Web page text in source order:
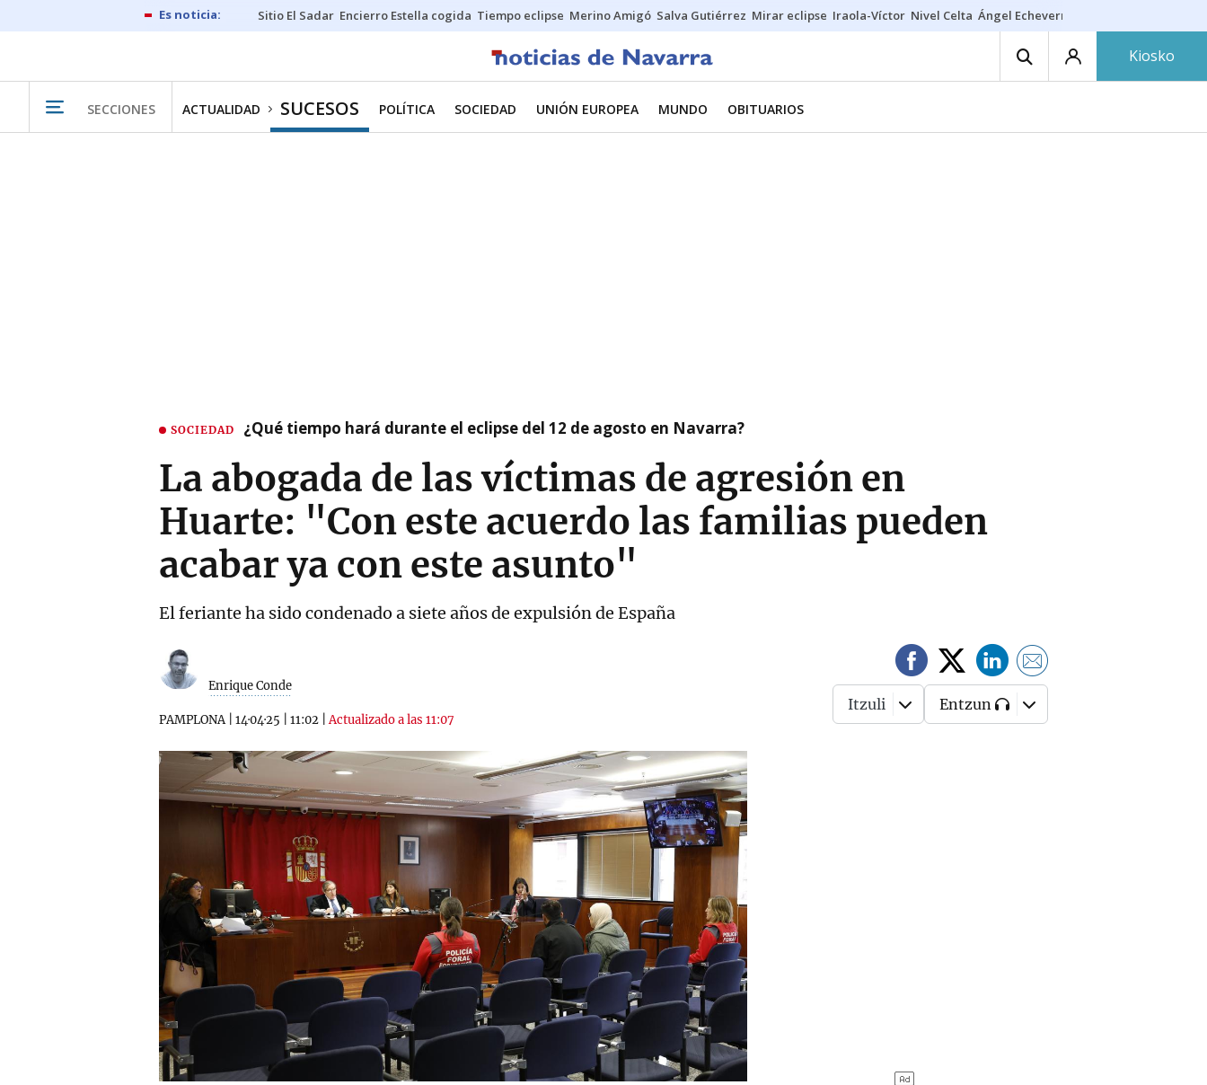
Sitio El Sadar Encierro Estella cogida Tiempo eclipse Merino Amigó Salva Gutiérrez Mirar eclipse Iraola-Víctor Nivel Celta Ángel Echeverría
Kiosko
SECCIONES ACTUALIDAD SUCESOS POLÍTICA SOCIEDAD UNIÓN EUROPEA MUNDO OBITUARIOS
SOCIEDAD ¿Qué tiempo hará durante el eclipse del 12 de agosto en Navarra?
La abogada de las víctimas de agresión en
Huarte: "Con este acuerdo las familias pueden
acabar ya con este asunto"
El feriante ha sido condenado a siete años de expulsión de España
Enrique Conde
PAMPLONA| 14·04·25 11:02 |Actualizado a las 11:07
Itzuli Entzun